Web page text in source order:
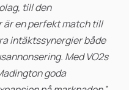
till den
är en perfekt match till
intäktssynergier både
Med VO2s
goda